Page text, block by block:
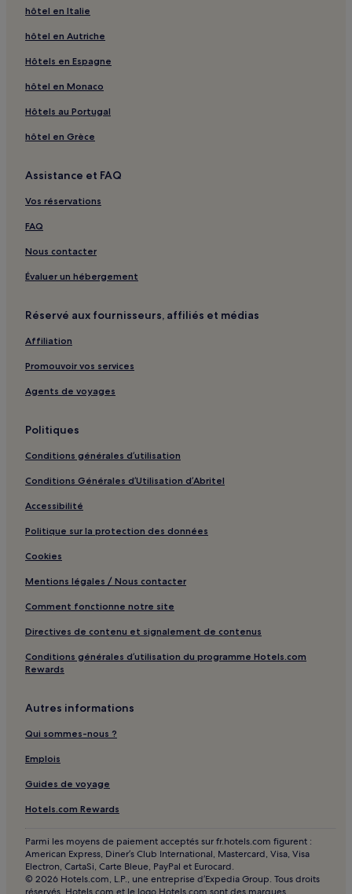
Alvesen : hôtels
Estebrügge : hôtels
Eurostrand : hôtels
Buxtehude : hôtels à proximité
Sieversen : hôtels
Sottorf : hôtels
Undeloh : hôtels Hôtels avec parking
Buxtehude : hôtels Hôtels avec parking
Buchholz in der Nordheide : hôtels Hôtels avec parking
Hamersen : hôtels
Bispingen : hôtels Hôtels avec parking
Horneburg : hôtels
Gare de Schneverdingen : hôtels à proximité
Arrondissement de Harburg : hôtels
Waldsiedlung Egestorf : hôtels
Lande de Lunebourg : hôtels Hôtels avec Wi-Fi
hôtel en Italie
hôtel en Autriche
Hôtels en Espagne
hôtel en Monaco
Hôtels au Portugal
hôtel en Grèce
Assistance et FAQ
Vos réservations
FAQ
Nous contacter
Évaluer un hébergement
Réservé aux fournisseurs, affiliés et médias
Affiliation
Promouvoir vos services
Agents de voyages
Politiques
Conditions générales d’utilisation
Conditions Générales d’Utilisation d’Abritel
Accessibilité
Politique sur la protection des données
Cookies
Mentions légales / Nous contacter
Comment fonctionne notre site
Directives de contenu et signalement de contenus
Conditions générales d’utilisation du programme Hotels.com
Rewards
Autres informations
Qui sommes-nous ?
Emplois
Guides de voyage
Hotels.com Rewards
Parmi les moyens de paiement acceptés sur fr.hotels.com figurent :
American Express, Diner’s Club International, Mastercard, Visa, Visa
Electron, CartaSi, Carte Bleue, PayPal et Eurocard.
© 2026 Hotels.com, L.P., une entreprise d’Expedia Group. Tous droits